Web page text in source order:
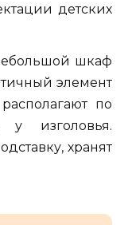
детских
шкаф
элемент
по
изголовья.
хранят